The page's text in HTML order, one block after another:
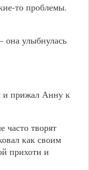
то проблемы.
улыбнулась
и прижал Анну к
часто творят
как своим
прихоти и